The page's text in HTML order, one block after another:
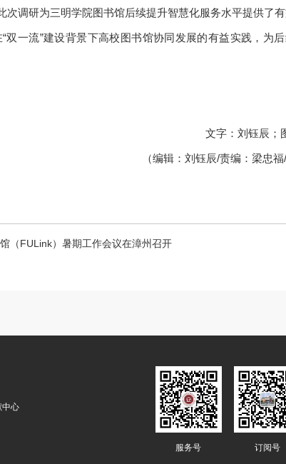
调研为三明学院图书馆后续提升智慧化服务水平提供了有
一流”建设背景下高校图书馆协同发展的有益实践，为
文字：刘钰辰
（编辑：刘钰辰/责编：梁忠福
（FULink）暑期工作会议在漳州召开
中心
服务号
订阅号